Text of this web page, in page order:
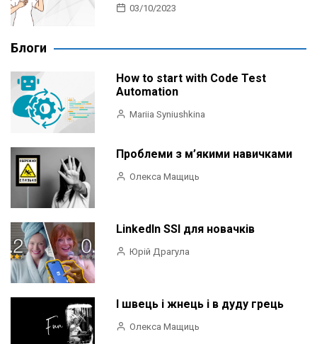
03/10/2023
Блоги
How to start with Code Test
Automation
Mariia Syniushkina
Проблеми з м’якими навичками
Олекса Мащиць
LinkedIn SSI для новачків
Юрій Драгула
І швець і жнець і в дуду грець
Олекса Мащиць